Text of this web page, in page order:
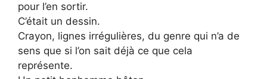
pour l’en sortir.
C’était un dessin.
Crayon, lignes irrégulières, du genre qui n’a de
sens que si l’on sait déjà ce que cela
représente.